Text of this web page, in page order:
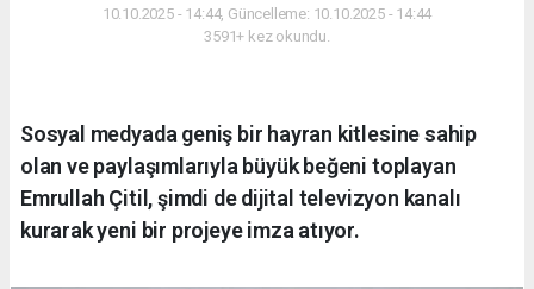
10.10.2025 - 14:44, Güncelleme: 10.10.2025 - 14:44
3591+ kez okundu.
Sosyal medyada geniş bir hayran kitlesine sahip
olan ve paylaşımlarıyla büyük beğeni toplayan
Emrullah Çitil, şimdi de dijital televizyon kanalı
kurarak yeni bir projeye imza atıyor.